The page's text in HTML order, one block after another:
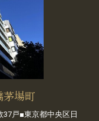
茅場町
戸■東京都中央区日